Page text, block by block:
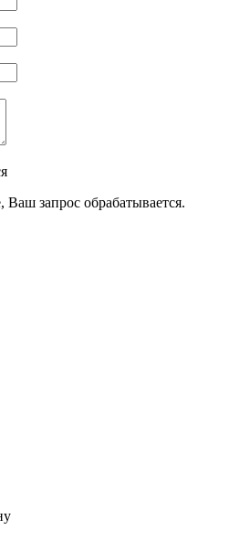
запрос обрабатывается.